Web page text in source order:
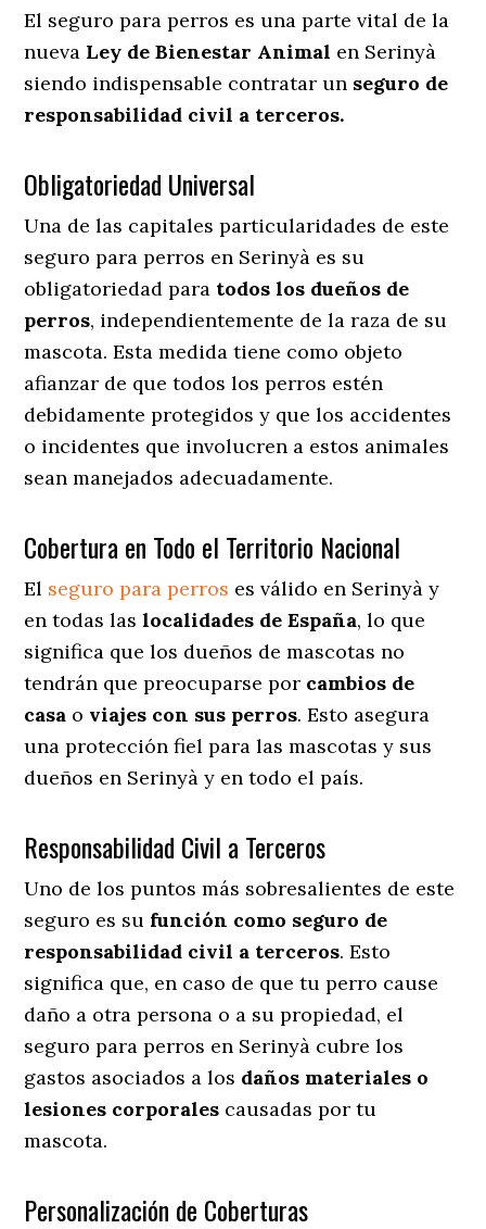
El seguro para perros es una parte vital de la
nueva Ley de Bienestar Animal en Serinyà
siendo indispensable contratar un seguro de
responsabilidad civil a terceros.
Obligatoriedad Universal
Una de las capitales particularidades de este
seguro para perros en Serinyà es su
obligatoriedad para todos los dueños de
perros, independientemente de la raza de su
mascota. Esta medida tiene como objeto
afianzar de que todos los perros estén
debidamente protegidos y que los accidentes
o incidentes que involucren a estos animales
sean manejados adecuadamente.
Cobertura en Todo el Territorio Nacional
El seguro para perros es válido en Serinyà y
en todas laslocalidades de España, lo que
significa que los dueños de mascotas no
tendrán que preocuparse por cambios de
casa o viajes con sus perros. Esto asegura
una protección fiel para las mascotas y sus
dueños en Serinyà y en todo el país.
Responsabilidad Civil a Terceros
Uno de los puntos más sobresalientes de este
seguro es su función como seguro de
responsabilidad civil a terceros. Esto
significa que, en caso de que tu perro cause
daño a otra persona o a su propiedad, el
seguro para perros en Serinyà cubre los
gastos asociados a los daños materiales o
lesiones corporales causadas por tu
mascota.
Personalización de Coberturas